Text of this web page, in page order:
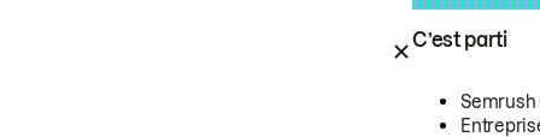
C’est parti
Semrush